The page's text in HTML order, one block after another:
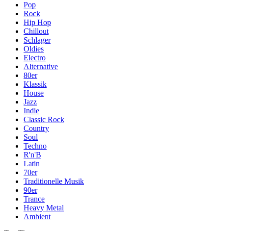
Pop
Rock
Hip Hop
Chillout
Schlager
Oldies
Electro
Alternative
80er
Klassik
House
Jazz
Indie
Classic Rock
Country
Soul
Techno
R'n'B
Latin
70er
Traditionelle Musik
90er
Trance
Heavy Metal
Ambient